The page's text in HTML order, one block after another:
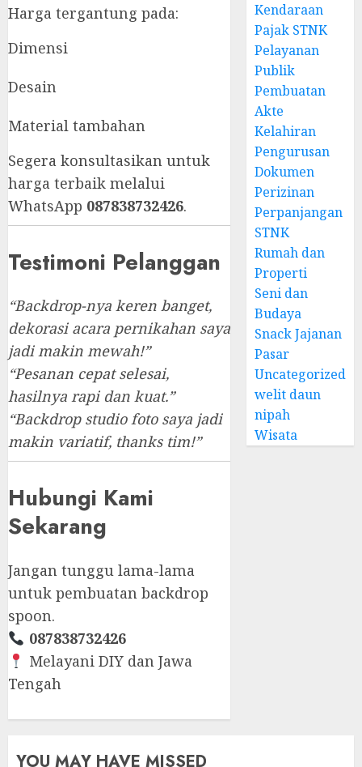
Harga tergantung pada:
Dimensi
Desain
Material tambahan
Segera konsultasikan untuk
harga terbaik melalui
WhatsApp 087838732426.
Testimoni Pelanggan
“Backdrop-nya keren banget,
dekorasi acara pernikahan saya
jadi makin mewah!”
“Pesanan cepat selesai,
hasilnya rapi dan kuat.”
“Backdrop studio foto saya jadi
makin variatif, thanks tim!”
Hubungi Kami
Sekarang
Jangan tunggu lama-lama
untuk pembuatan backdrop
spoon.
087838732426
Melayani DIY dan Jawa
Tengah
Kendaraan
Pajak STNK
Pelayanan
Publik
Pembuatan
Akte
Kelahiran
Pengurusan
Dokumen
Perizinan
Perpanjangan
STNK
Rumah dan
Properti
Seni dan
Budaya
Snack Jajanan
Pasar
Uncategorized
welit daun
nipah
Wisata
YOU MAY HAVE MISSED